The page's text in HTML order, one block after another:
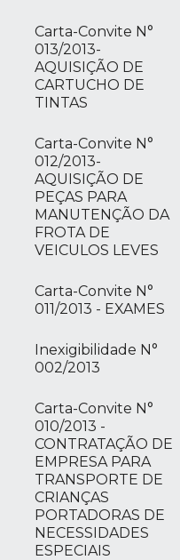
Carta-Convite N°
013/2013-
AQUISIÇÃO DE
CARTUCHO DE
TINTAS
Carta-Convite N°
012/2013-
AQUISIÇÃO DE
PEÇAS PARA
MANUTENÇÃO DA
FROTA DE
VEICULOS LEVES
Carta-Convite N°
011/2013 - EXAMES
Inexigibilidade N°
002/2013
Carta-Convite N°
010/2013 -
CONTRATAÇÃO DE
EMPRESA PARA
TRANSPORTE DE
CRIANÇAS
PORTADORAS DE
NECESSIDADES
ESPECIAIS